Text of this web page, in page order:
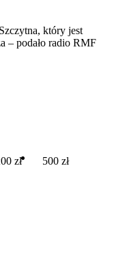
który jest
– podało radio RMF
zł 500 zł